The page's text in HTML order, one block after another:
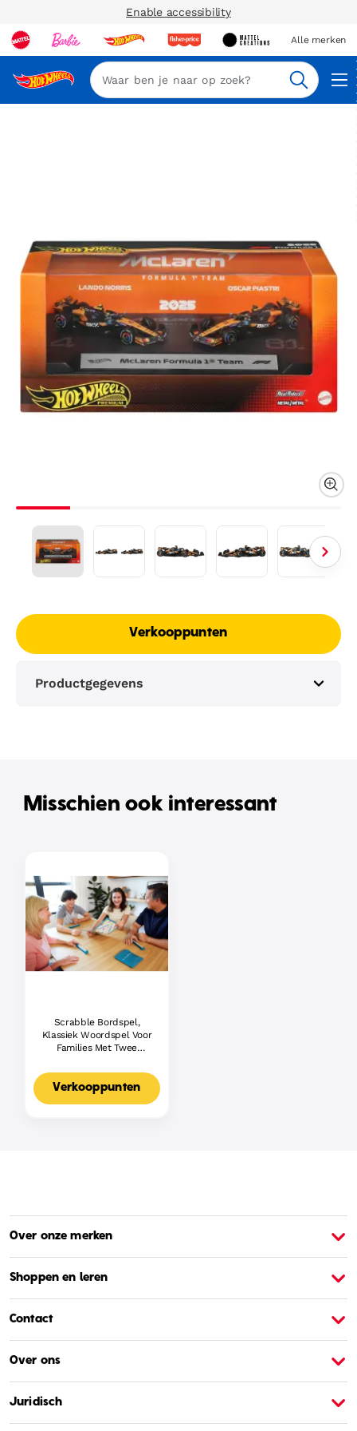
Enable accessibility
Alle merken
Zoeken
Verkooppunten
Productgegevens
Misschien ook interessant
Scrabble Bordspel,
Klassiek Woordspel Voor
Families Met Twee
Voor 2-4 Spelers,
Nederlandse Editie
Verkooppunten
Over onze merken
Shoppen en leren
Contact
Over ons
Juridisch